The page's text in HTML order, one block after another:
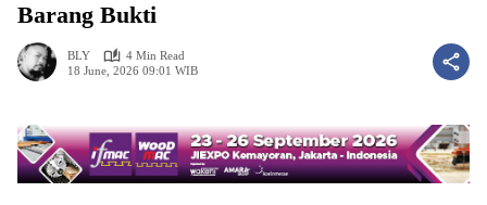
Barang Bukti
BLY
4 Min Read
18 June, 2026 09:01 WIB